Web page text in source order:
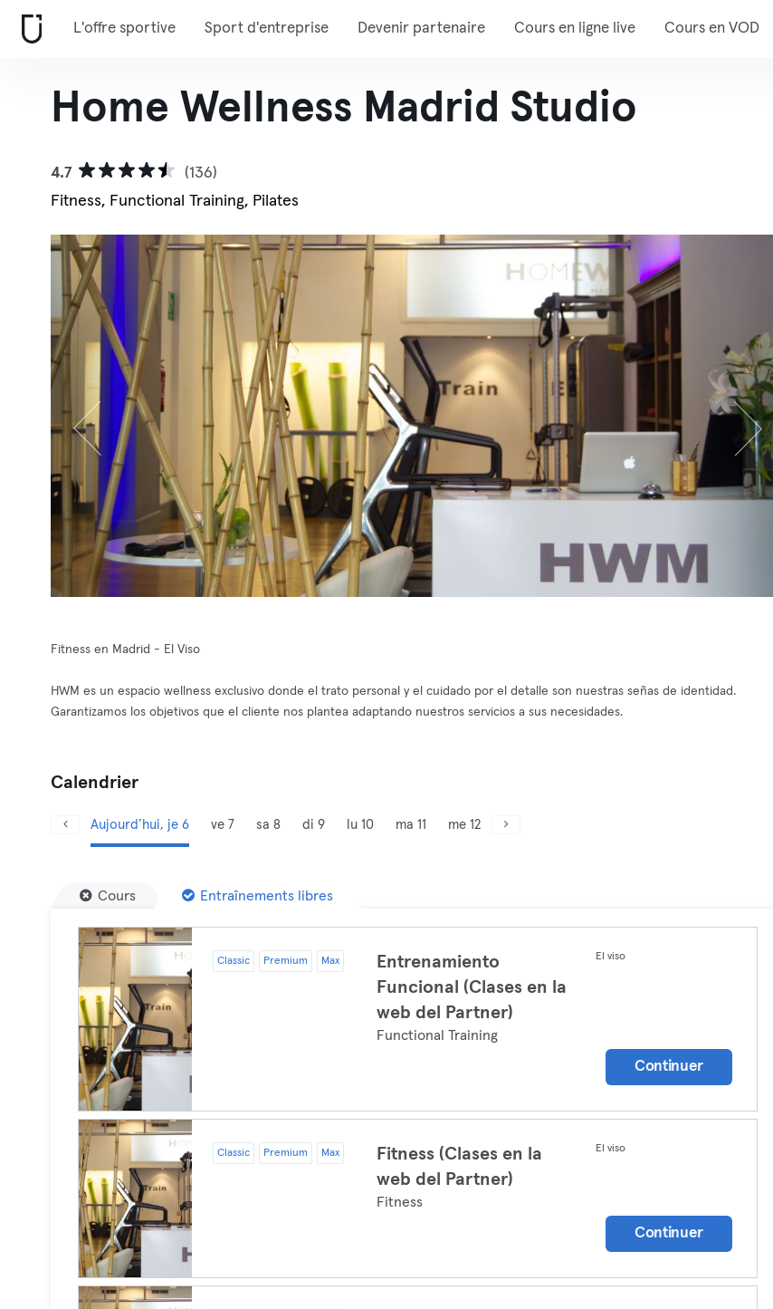
L'offre sportive Sport d'entreprise Devenir partenaire Cours en ligne live Cours en VOD
Home Wellness Madrid Studio
4.7
(136)
Fitness, Functional Training, Pilates
Fitness en Madrid - El Viso
HWM es un espacio wellness exclusivo donde el trato personal y el cuidado por el detalle son nuestras señas de identidad.
Garantizamos los objetivos que el cliente nos plantea adaptando nuestros servicios a sus necesidades.
Calendrier
Aujourd’hui, je 6 ve 7 sa 8 di 9 lu 10 ma 11 me 12
Cours Entraînements libres
Classic Premium Max
Entrenamiento
Funcional (Clases en la
web del Partner)
Functional Training
El viso
Continuer
Classic Premium Max
Fitness (Clases en la
web del Partner)
Fitness
El viso
Continuer